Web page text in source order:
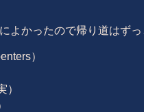
よかったので帰り道はず
）
）